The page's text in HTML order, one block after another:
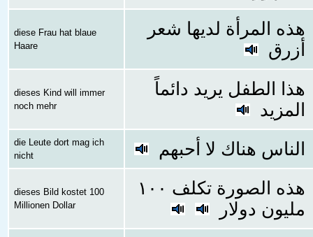
diese Frau hat blaue
Haare
هذه المرأة لديها شعر
أزرق
dieses Kind will immer
noch mehr
هذا الطفل يريد دائماً
المزيد
die Leute dort mag ich
nicht
الناس هناك لا أحبهم
dieses Bild kostet 100
Millionen Dollar
هذه الصورة تكلف ١٠٠
مليون دولار